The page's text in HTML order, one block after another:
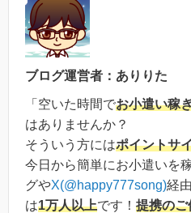
ブログ運営者：ありりた
「空いた時間でお小遣い稼
はありませんか？
そういう方にはポイントサ
今日から簡単にお小遣いを
グやX(@happy777song)経
は1万人以上です！ 提携のご